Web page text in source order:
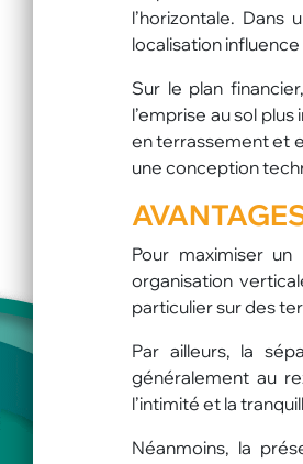
l’horizontale.
localisation
Sur le plan
l’emprise au sol
en terrassement et
une conception
Pour maximiser
organisation
particulier sur des
Par ailleurs, la
généralement au
l’intimité et la
Néanmoins, la